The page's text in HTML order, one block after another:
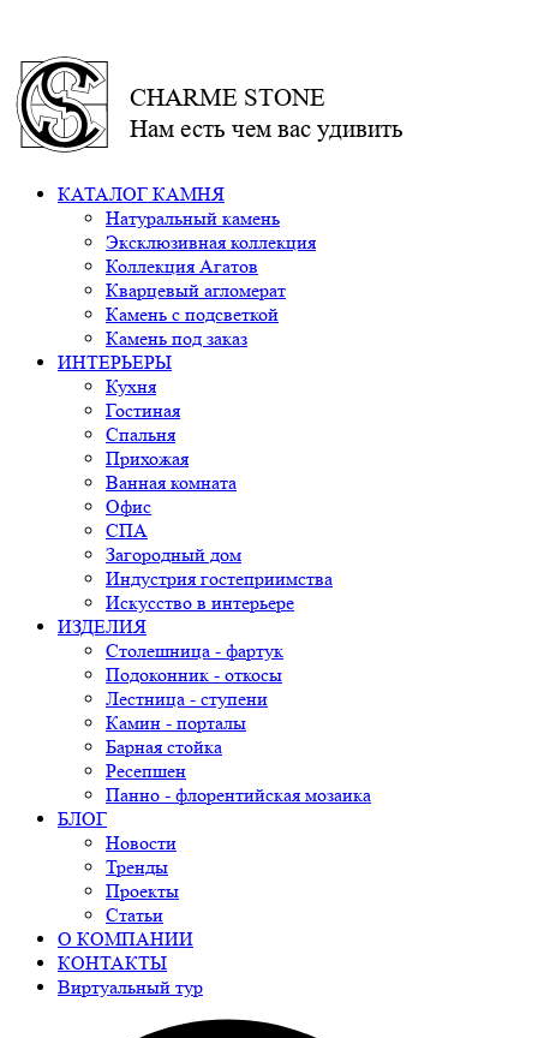
CHARME STONE
Нам есть чем вас удивить
КАТАЛОГ КАМНЯ
Натуральный камень
Эксклюзивная коллекция
Коллекция Агатов
Кварцевый агломерат
Камень с подсветкой
Камень под заказ
ИНТЕРЬЕРЫ
Кухня
Гостиная
Спальня
Прихожая
Ванная комната
Офис
СПА
Загородный дом
Индустрия гостеприимства
Искусство в интерьере
ИЗДЕЛИЯ
Столешница - фартук
Подоконник - откосы
Лестница - ступени
Камин - порталы
Барная стойка
Ресепшен
Панно - флорентийская мозаика
БЛОГ
Новости
Тренды
Проекты
Статьи
О КОМПАНИИ
КОНТАКТЫ
Виртуальный тур